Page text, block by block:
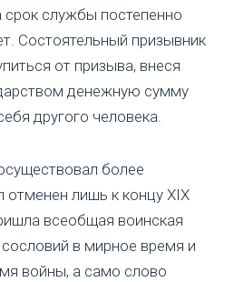
срок службы постепенно
Состоятельный призывник
от призыва, внеся
денежную сумму
другого человека.
более
отменен лишь к концу ХIХ
всеобщая воинская
в мирное время и
войны, а само слово